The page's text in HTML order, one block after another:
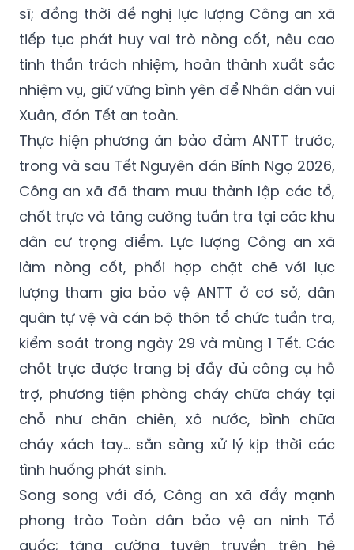
sĩ; đồng thời đề nghị lực lượng Công an xã
tiếp tục phát huy vai trò nòng cốt, nêu cao
tinh thần trách nhiệm, hoàn thành xuất sắc
nhiệm vụ, giữ vững bình yên để Nhân dân vui
Xuân, đón Tết an toàn.
Thực hiện phương án bảo đảm ANTT trước,
trong và sau Tết Nguyên đán Bính Ngọ 2026,
Công an xã đã tham mưu thành lập các tổ,
chốt trực và tăng cường tuần tra tại các khu
dân cư trọng điểm. Lực lượng Công an xã
làm nòng cốt, phối hợp chặt chẽ với lực
lượng tham gia bảo vệ ANTT ở cơ sở, dân
quân tự vệ và cán bộ thôn tổ chức tuần tra,
kiểm soát trong ngày 29 và mùng 1 Tết. Các
chốt trực được trang bị đầy đủ công cụ hỗ
trợ, phương tiện phòng cháy chữa cháy tại
chỗ như chăn chiên, xô nước, bình chữa
cháy xách tay… sẵn sàng xử lý kịp thời các
tình huống phát sinh.
Song song với đó, Công an xã đẩy mạnh
phong trào Toàn dân bảo vệ an ninh Tổ
quốc; tăng cường tuyên truyền trên hệ